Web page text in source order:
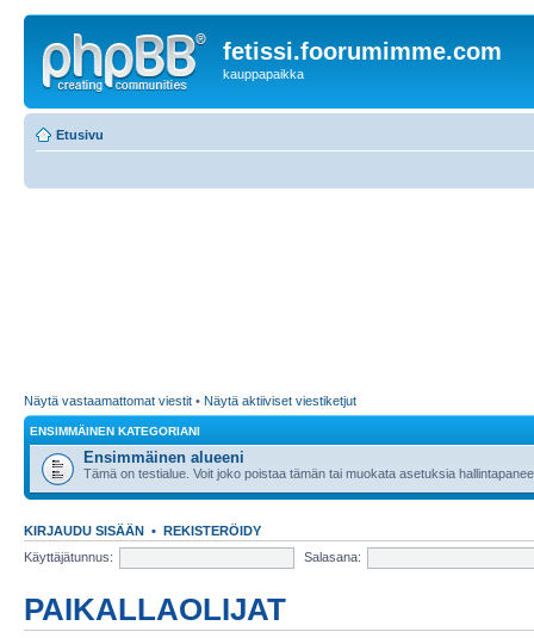
fetissi.foorumimme.com
kauppapaikka
Etusivu
Näytä vastaamattomat viestit • Näytä aktiiviset viestiketjut
ENSIMMÄINEN KATEGORIANI
Ensimmäinen alueeni
Tämä on testialue. Voit joko poistaa tämän tai muokata asetuksia
KIRJAUDU SISÄÄN • REKISTERÖIDY
Käyttäjätunnus:
Salasana:
PAIKALLAOLIJAT